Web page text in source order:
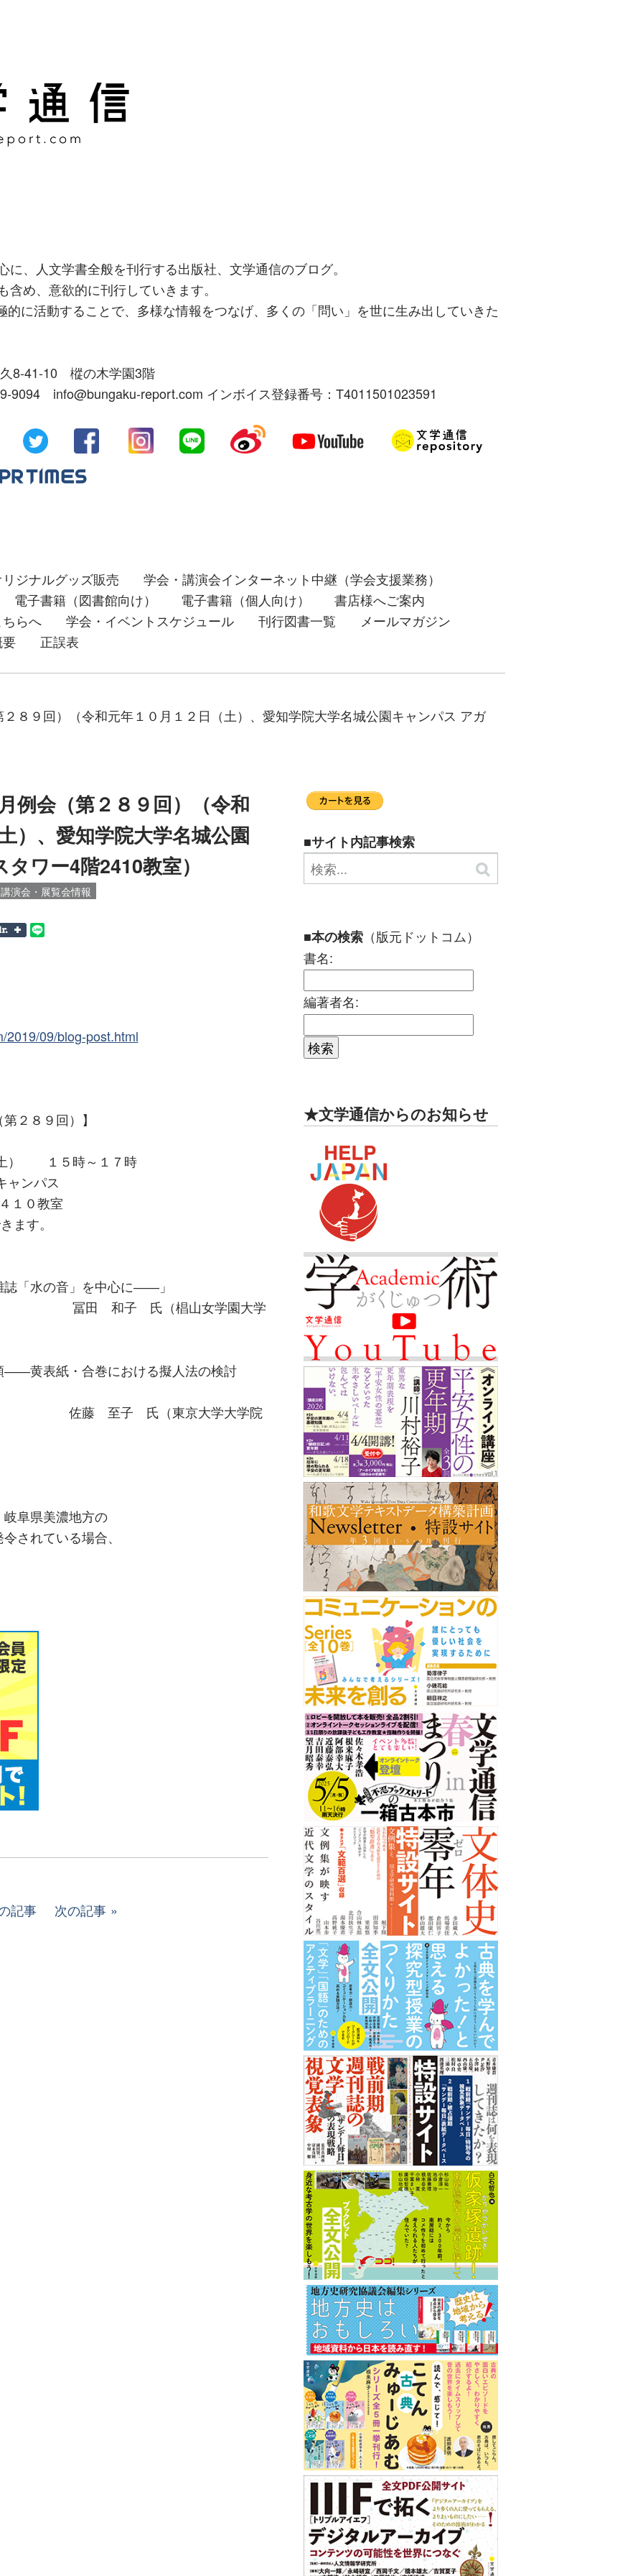
、人文学書全般を刊行する出版社、文学通信のブログ。
め、意欲的に刊行していきます。
に活動することで、多様な情報をつなげ、多くの「問い」を世に生み出していきた
8-41-10 樅の木学園3階
9094 info@bungaku-report.com インボイス登録番号：T4011501023591
ジナルグッズ販売
学会・講演会インターネット中継（学会支援業務）
電子書籍（図書館向け）
電子書籍（個人向け）
書店様へご案内
らへ
学会・イベントスケジュール 刊行図書一覧
メールマガジン
正誤表
８９回）​（令和元年１０月１２日（土）、愛知学院大学名城公園キャンパス アガ
例会（第２８９回）​（令和
）、愛知学院大学名城公園
ワー4階2410教室）
演会・展覧会情報
2019/09/blog-post.html
２８９回）​】
土） １５時～１７時
ャンパス
０教室
ます。
「水の音」を中心に――」
椙山女学園大学
――黄表紙・合巻における擬人法の検討
東京大学大学院
阜県美濃地方の
されている場合、
記事 次の記事
■サイト内記事検索
■本の検索（版元ドットコム）
書名:
編著者名:
★文学通信からのお知らせ